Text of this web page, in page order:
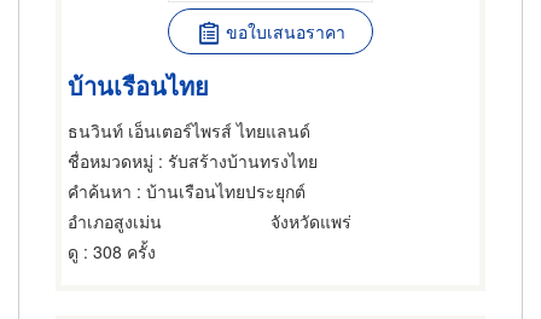
ขอใบเสนอราคา
บ้านเรือนไทย
ธนวินท์ เอ็นเตอร์ไพรส์ ไทยแลนด์
ชื่อหมวดหมู่ : รับสร้างบ้านทรงไทย
คำค้นหา : บ้านเรือนไทยประยุกต์
อำเภอสูงเม่น
จังหวัดแพร่
ดู : 308 ครั้ง